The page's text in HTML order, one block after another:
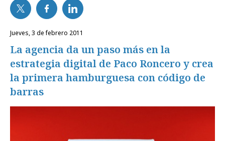
jueves, 3 de febrero 2011
La agencia da un paso más en la
estrategia digital de Paco Roncero y crea
la primera hamburguesa con código de
barras